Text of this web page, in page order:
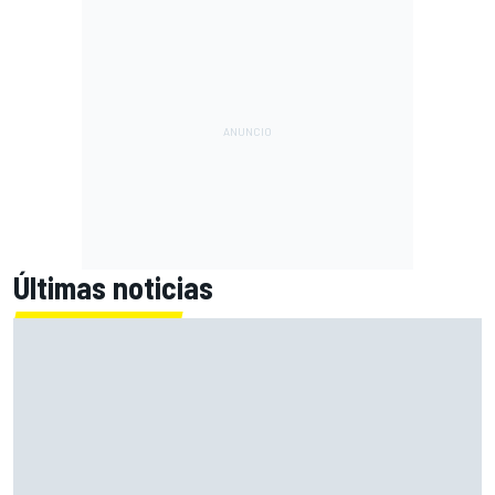
Últimas noticias